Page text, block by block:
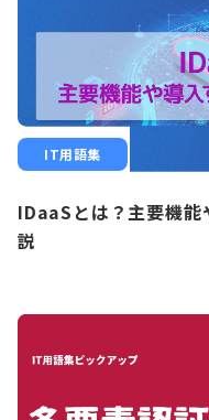
IT用語集
IDaaSとは？主要機能
説